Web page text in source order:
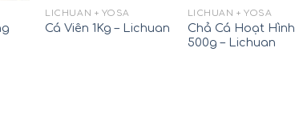
LICHUAN + YOSA
Cá Viên 1Kg – Lichuan
LICHUAN + YOSA
Chả Cá Hoạt Hình
500g – Lichuan